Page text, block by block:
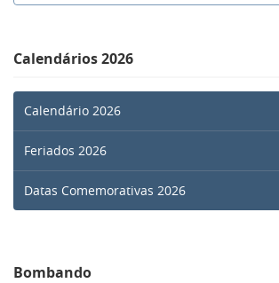
Calendários 2026
Calendário 2026
Feriados 2026
Datas Comemorativas 2026
Bombando